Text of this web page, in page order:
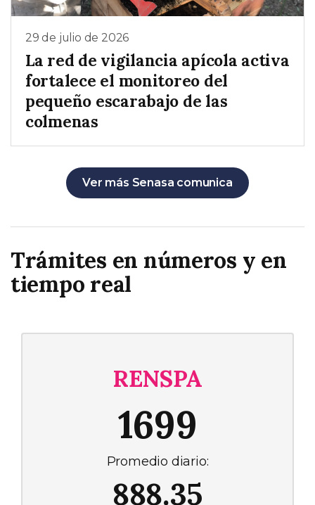
29 de julio de 2026
La red de vigilancia apícola activa
fortalece el monitoreo del
pequeño escarabajo de las
colmenas
Ver más Senasa comunica
Trámites en números y en
tiempo real
RENSPA
1699
Promedio diario:
888.35